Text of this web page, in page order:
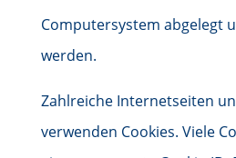
Computersystem abgelegt
werden.
Zahlreiche Internetseiten
verwenden Cookies. Viele